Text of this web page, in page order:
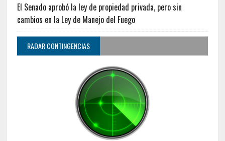
El Senado aprobó la ley de propiedad privada, pero sin
cambios en la Ley de Manejo del Fuego
RADAR CONTINGENCIAS